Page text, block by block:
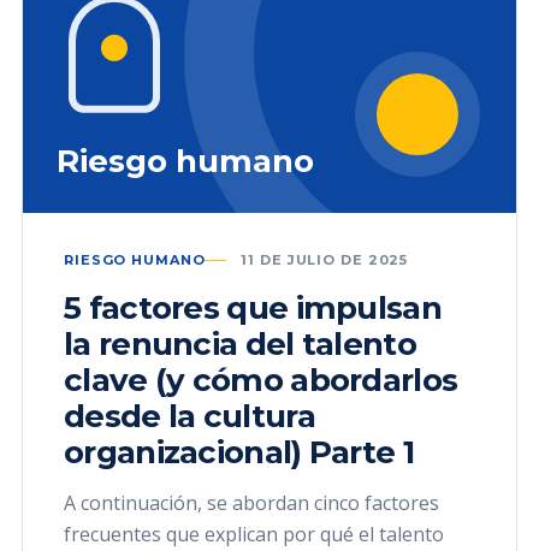
Riesgo humano
RIESGO HUMANO 11 DE JULIO DE 2025
5 factores que impulsan
la renuncia del talento
clave (y cómo abordarlos
desde la cultura
organizacional) Parte 1
A continuación, se abordan cinco factores
frecuentes que explican por qué el talento